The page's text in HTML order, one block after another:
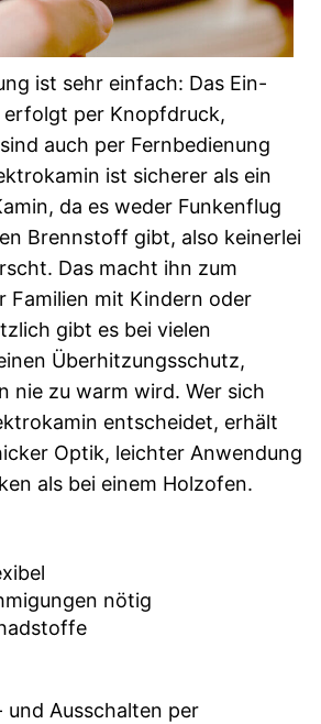
ist sehr einfach: Das Ein-
erfolgt per Knopfdruck,
auch per Fernbedienung
ist sicherer als ein
da es weder Funkenflug
Brennstoff gibt, also keinerlei
Das macht ihn zum
Familien mit Kindern oder
gibt es bei vielen
Überhitzungsschutz,
nie zu warm wird. Wer sich
entscheidet, erhält
Optik, leichter Anwendung
als bei einem Holzofen.
nötig
und Ausschalten per